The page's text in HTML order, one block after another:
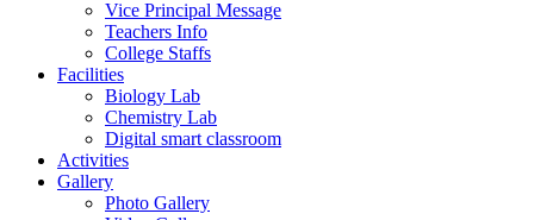
Vice Principal Message
Teachers Info
College Staffs
Facilities
Biology Lab
Chemistry Lab
Digital smart classroom
Activities
Gallery
Photo Gallery